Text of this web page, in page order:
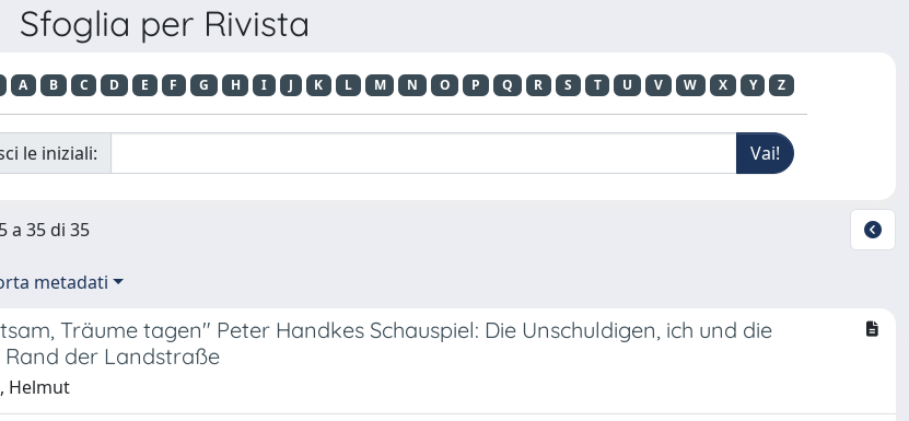
Sfoglia per Rivista
A B C D E F G H I J K L M N O P Q R S T U V W X Y Z
le iniziali:
a 35 di 35
metadati
Träume tagen" Peter Handkes Schauspiel: Die Unschuldigen, ich und die
der Landstraße
Helmut